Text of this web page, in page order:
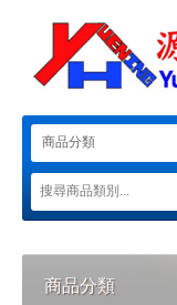
商品分類
商品分類